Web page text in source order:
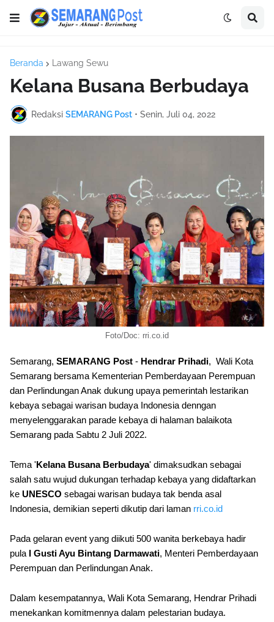
Beranda Lawang Sewu
Kelana Busana Berbudaya
Redaksi SEMARANG Post • Senin, Juli 04, 2022
Foto/Doc: rri.co.id
Semarang, SEMARANG Post - Hendrar Prihadi, Wali Kota
Semarang bersama Kementerian Pemberdayaan Perempuan
dan Perlindungan Anak dukung upaya pemerintah lestarikan
kebaya sebagai warisan budaya Indonesia denngan
menyelenggarakan parade kebaya di halaman balaikota
Semarang pada Sabtu 2 Juli 2022.
Tema 'Kelana Busana Berbudaya' dimaksudkan sebagai
salah satu wujud dukungan terhadap kebaya yang didaftarkan
ke UNESCO sebagai warisan budaya tak benda asal
Indonesia, demikian seperti dikutip dari laman rri.co.id
Pada gelaran event yang diikuti 500 wanita berkebaya hadir
pula I Gusti Ayu Bintang Darmawati, Menteri Pemberdayaan
Perempuan dan Perlindungan Anak.
Dalam kesempatannya, Wali Kota Semarang, Hendrar Prihadi
menekankan komitmennya dalam pelestarian budaya.